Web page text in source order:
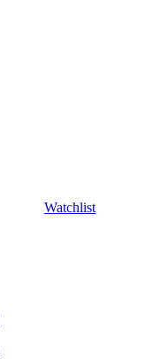
Watchlist